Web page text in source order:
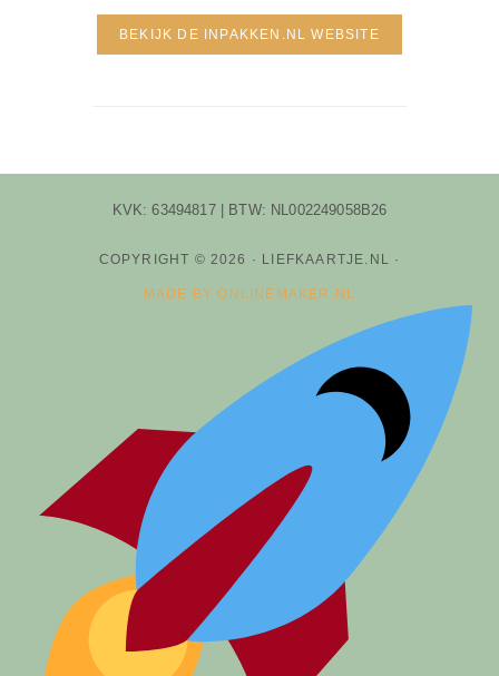
BEKIJK DE INPAKKEN.NL WEBSITE
KVK: 63494817 | BTW: NL002249058B26
COPYRIGHT © 2026 · LIEFKAARTJE.NL ·
MADE BY ONLINEMAKER.NL